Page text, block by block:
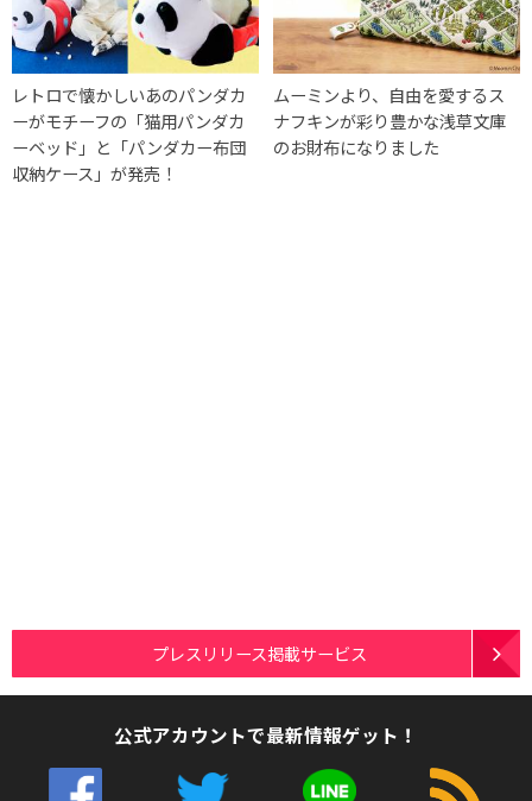
レトロで懐かしいあのパンダカ
ーがモチーフの「猫用パンダカ
ーベッド」と「パンダカー布団
収納ケース」が発売！
ムーミンより、自由を愛するス
ナフキンが彩り豊かな浅草文庫
のお財布になりました
プレスリリース掲載サービス
公式アカウントで最新情報ゲット！